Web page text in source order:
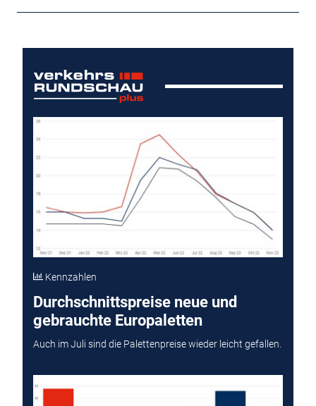
Kennzahlen
Durchschnittspreise neue und
gebrauchte Europaletten
Auch im Juli sind die Palettenpreise wieder leicht gefallen.